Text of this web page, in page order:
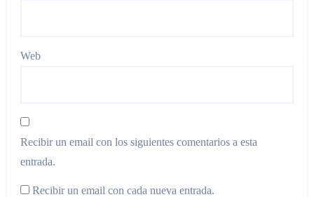
Web
Recibir un email con los siguientes comentarios a esta
entrada.
Recibir un email con cada nueva entrada.